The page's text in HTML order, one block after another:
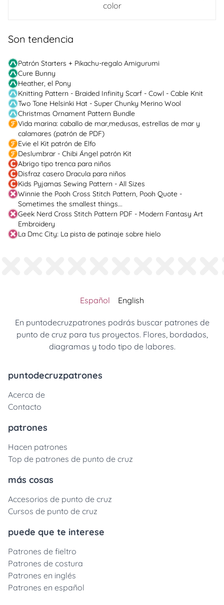
color
Son tendencia
Patrón Starters + Pikachu-regalo Amigurumi
Cure Bunny
Heather, el Pony
Knitting Pattern - Braided Infinity Scarf - Cowl - Cable Knit
Two Tone Helsinki Hat - Super Chunky Merino Wool
Christmas Ornament Pattern Bundle
Vida marina: caballo de mar,medusas, estrellas de mar y
calamares (patrón de PDF)
Evie el Kit patrón de Elfo
Deslumbrar - Chibi Ángel patrón Kit
Abrigo tipo trenca para niños
Disfraz casero Dracula para niños
Kids Pyjamas Sewing Pattern - All Sizes
Winnie the Pooh Cross Stitch Pattern, Pooh Quote -
Sometimes the smallest things...
Geek Nerd Cross Stitch Pattern PDF - Modern Fantasy Art
Embroidery
La Dmc City: La pista de patinaje sobre hielo
Español English
En puntodecruzpatrones podrás buscar patrones de
punto de cruz para tus proyectos. Flores, bordados,
diagramas y todo tipo de labores.
puntodecruzpatrones
Acerca de
Contacto
patrones
Hacen patrones
Top de patrones de punto de cruz
más cosas
Accesorios de punto de cruz
Cursos de punto de cruz
puede que te interese
Patrones de fieltro
Patrones de costura
Patrones en inglés
Patrones en español